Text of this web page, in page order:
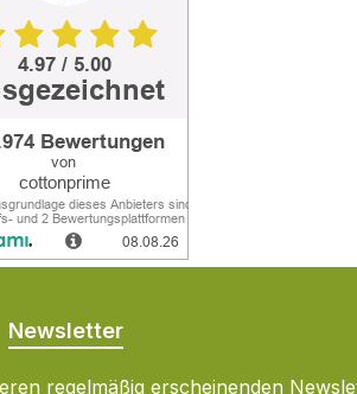
Newsletter
regelmäßig erscheinenden